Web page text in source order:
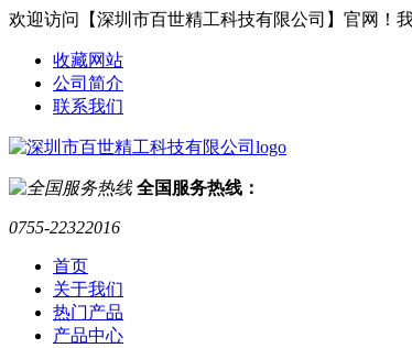
欢迎访问【深圳市百世精工科技有限公司】官网！
收藏网站
公司简介
联系我们
全国服务热线：
0755-22322016
首页
关于我们
热门产品
产品中心